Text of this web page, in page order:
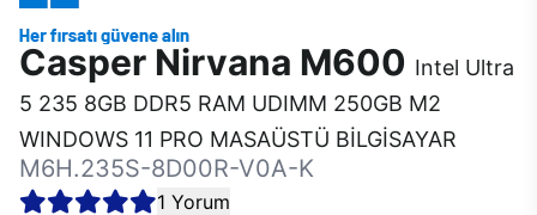
Casper Nirvana M600 Intel Ultra
5 235 8GB DDR5 RAM UDIMM 250GB M2
WINDOWS 11 PRO MASAÜSTÜ BİLGİSAYAR
M6H.235S-8D00R-V0A-K
1 Yorum